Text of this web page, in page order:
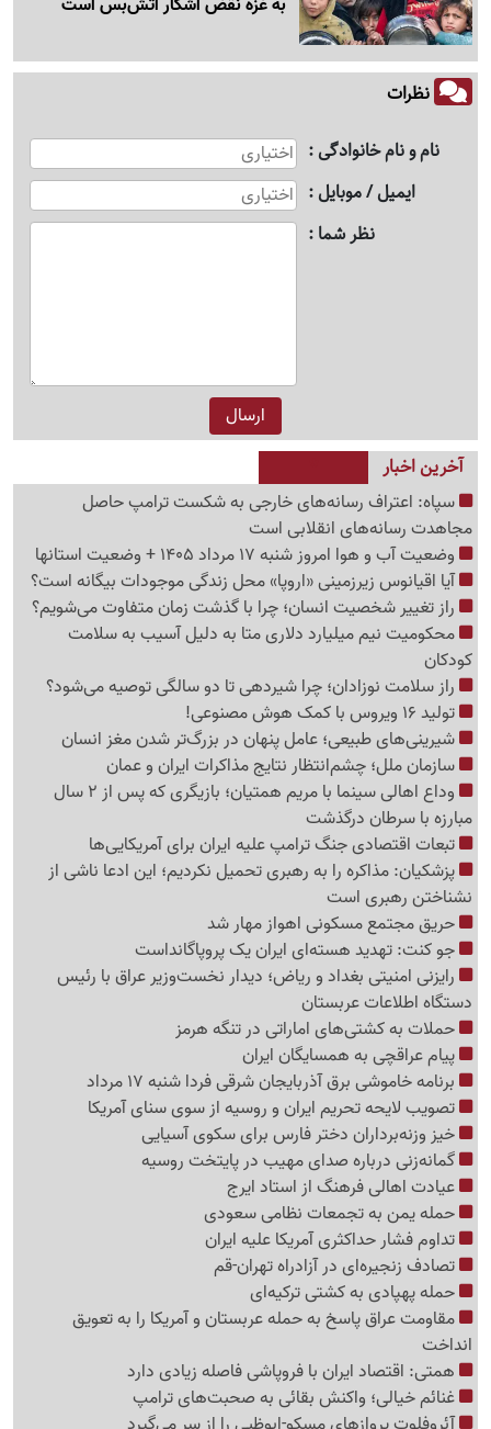
نظرات
نام و نام خانوادگی
ایمیل / موبایل
نظر شما
آخرین اخبار
سپاه: اعتراف رسانه‌های خارجی به شکست ترامپ حاصل
مجاهدت رسانه‌های انقلابی است
وضعیت آب و هوا امروز شنبه 17 مرداد 1405 + وضعیت استانها
آیا اقیانوس زیرزمینی «اروپا» محل زندگی موجودات بیگانه است؟
راز تغییر شخصیت انسان؛ چرا با گذشت زمان متفاوت می‌شویم؟
محکومیت نیم میلیارد دلاری متا به دلیل آسیب به سلامت
کودکان
راز سلامت نوزادان؛ چرا شیردهی تا دو سالگی توصیه می‌شود؟
تولید 16 ویروس با کمک هوش مصنوعی!
شیرینی‌های طبیعی؛ عامل پنهان در بزرگ‌تر شدن مغز انسان
سازمان ملل؛ چشم‌انتظار نتایج مذاکرات ایران و عمان
وداع اهالی سینما با مریم همتیان؛ بازیگری که پس از 2 سال
مبارزه با سرطان درگذشت
تبعات اقتصادی جنگ ترامپ علیه ایران برای آمریکایی‌ها
پزشکیان: مذاکره را به رهبری تحمیل نکردیم؛ این ادعا ناشی از
نشناختن رهبری است
حریق مجتمع مسکونی اهواز مهار شد
جو کنت: تهدید هسته‌ای ایران یک پروپاگانداست
رایزنی امنیتی بغداد و ریاض؛ دیدار نخست‌وزیر عراق با رئیس
دستگاه اطلاعات عربستان
حملات به کشتی‌های اماراتی در تنگه هرمز
پیام عراقچی به همسایگان ایران
برنامه خاموشی برق آذربایجان شرقی فردا شنبه 17 مرداد
تصویب لایحه تحریم ایران و روسیه از سوی سنای آمریکا
خیز وزنه‌برداران دختر فارس برای سکوی آسیایی
گمانه‌زنی درباره صدای مهیب در پایتخت روسیه
عیادت اهالی فرهنگ از استاد ایرج
حمله یمن به تجمعات نظامی سعودی
تداوم فشار حداکثری آمریکا علیه ایران
تصادف زنجیره‌ای در آزادراه تهران-قم
حمله پهپادی به کشتی ترکیه‌ای
مقاومت عراق پاسخ به حمله عربستان و آمریکا را به تعویق
انداخت
همتی: اقتصاد ایران با فروپاشی فاصله زیادی دارد
غنائم خیالی؛ واکنش بقائی به صحبت‌های ترامپ